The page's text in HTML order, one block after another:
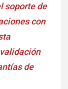
soporte de
con
de